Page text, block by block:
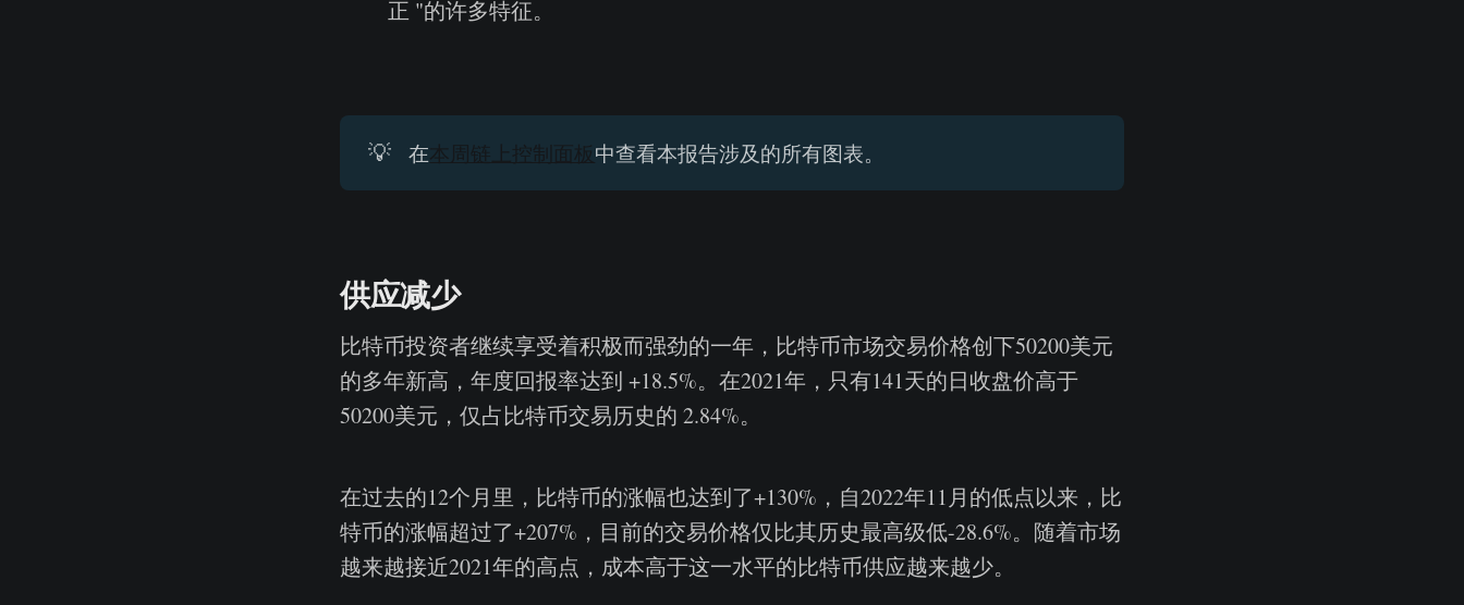
正 "的许多特征。
💡 在本周链上控制面板中查看本报告涉及的所有图表。
供应减少
比特币投资者继续享受着积极而强劲的一年，比特币市场交易价格创下50200美元
的多年新高，年度回报率达到 +18.5%。在2021年，只有141天的日收盘价高于
50200美元，仅占比特币交易历史的 2.84%。
在过去的12个月里，比特币的涨幅也达到了+130%，自2022年11月的低点以来，比
特币的涨幅超过了+207%，目前的交易价格仅比其历史最高级低-28.6%。随着市场
越来越接近2021年的高点，成本高于这一水平的比特币供应越来越少。